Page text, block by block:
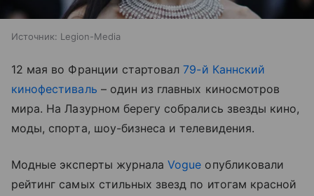
Источник: Legion-Media
12 мая во Франции стартовал 79-й Каннский
кинофестиваль – один из главных киносмотров
мира. На Лазурном берегу собрались звезды кино,
моды, спорта, шоу-бизнеса и телевидения.
Модные эксперты журналаVogue опубликовали
рейтинг самых стильных звезд по итогам красной